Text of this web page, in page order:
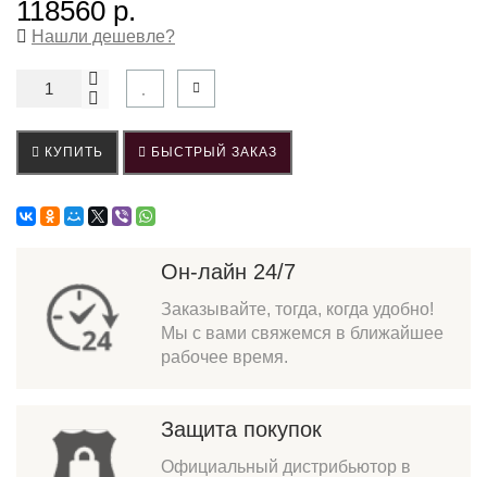
118560 р.
Нашли дешевле?
КУПИТЬ БЫСТРЫЙ ЗАКАЗ
Он-лайн 24/7
Заказывайте, тогда, когда удобно!
Мы с вами свяжемся в ближайшее
рабочее время.
Защита покупок
Официальный дистрибьютор в